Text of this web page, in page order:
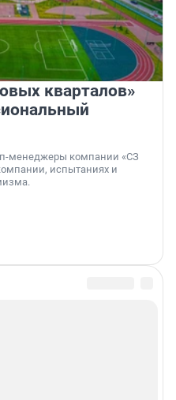
кварталов»
менеджеры компании «СЗ
испытаниях и